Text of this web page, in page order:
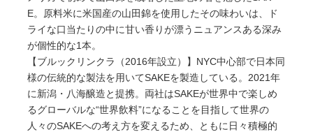
E。原料米に米国産の山田錦を使用したその味わいは、ド
ライな口当たりの中に甘い香りが漂うニュアンスある深み
が個性的な1本。
【ブルックリンクラ（2016年設立）】NYC中心部で日本同
様の伝統的な製法を用いてSAKEを製造している。2021年
に新潟・八海醸造と提携。両社はSAKEが世界中で楽しめ
るグローバルな“世界飲料”になることを目指して世界の
人々のSAKEへの考え方を変えるため、ともに日々積極的